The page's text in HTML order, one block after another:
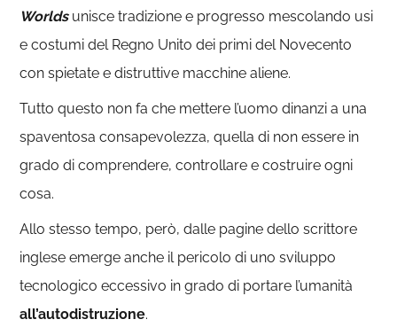
Worlds unisce tradizione e progresso mescolando usi
e costumi del Regno Unito dei primi del Novecento
con spietate e distruttive macchine aliene.
Tutto questo non fa che mettere l’uomo dinanzi a una
spaventosa consapevolezza, quella di non essere in
grado di comprendere, controllare e costruire ogni
cosa.
Allo stesso tempo, però, dalle pagine dello scrittore
inglese emerge anche il pericolo di uno sviluppo
tecnologico eccessivo in grado di portare l’umanità
all’autodistruzione.